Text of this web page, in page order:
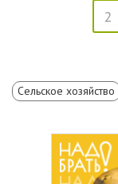
2
Сельское хозяйство